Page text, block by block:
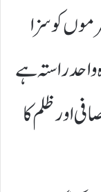
کو سزا
راستہ ہے
اور ظلم کا